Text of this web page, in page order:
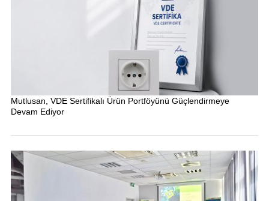
Mutlusan, VDE Sertifikalı Ürün Portföyünü Güçlendirmeye
Devam Ediyor